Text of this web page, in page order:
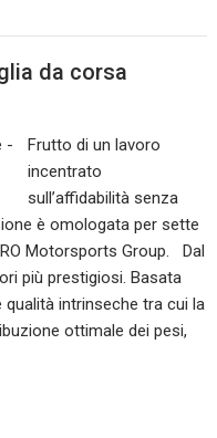
da corsa
Frutto di un lavoro
incentrato
sull’affidabilità senza
è omologata per sette
Motorsports Group. Dal
più prestigiosi. Basata
qualità intrinseche tra cui la
ottimale dei pesi,